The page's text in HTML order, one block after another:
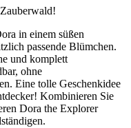
in einem süßen
passende Blümchen.
und komplett
ohne
Eine tolle Geschenkidee
Kombinieren Sie
Dora the Explorer